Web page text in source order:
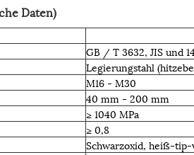
Daten)
GB / T 3632, JIS und
Legierungstahl
M16 - M30
40 mm - 200 mm
≥ 1040 MPa
≥ 0,8
Schwarzoxid, heiß-